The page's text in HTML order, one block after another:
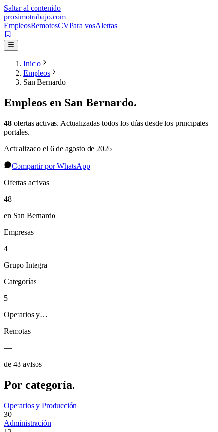
Saltar al contenido
proximotrabajo.com
EmpleosRemotosCVPara vosAlertas
Inicio
Empleos
San Bernardo
Empleos en San Bernardo.
48 ofertas activas. Actualizadas todos los días desde los principales
portales.
Actualizado el 6 de agosto de 2026
Compartir por WhatsApp
Ofertas activas
48
en San Bernardo
Empresas
4
Grupo Integra
Categorías
5
Operarios y…
Remotas
—
de 48 avisos
Por categoría.
Operarios y Producción
30
Administración